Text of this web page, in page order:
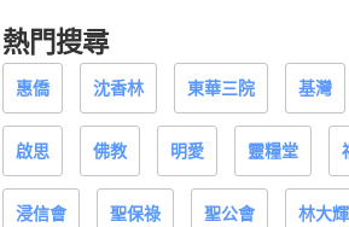
熱門搜尋
惠僑 沈香林 東華三院 基灣
啟思 佛教 明愛 靈糧堂
浸信會 聖保祿 聖公會 林大輝